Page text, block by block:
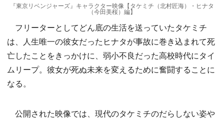
『東京リベンジャーズ』キャラクター映像【タケミチ（北村匠海）・ヒナタ
（今田美桜）編】
フリーターとしてどん底の生活を送っていたタケミチ
は、人生唯一の彼女だったヒナタが事故に巻き込まれて死
亡したことをきっかけに、弱小不良だった高校時代にタイ
ムリープ。彼女が死ぬ未来を変えるために奮闘することに
なる。
公開された映像では、現代のタケミチのだらしない姿や